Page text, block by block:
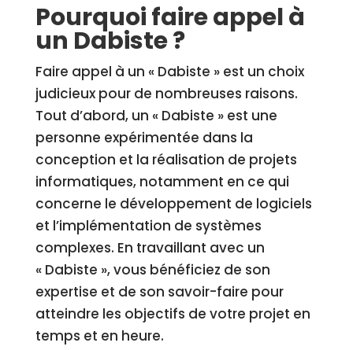
Pourquoi faire appel à
un Dabiste ?
Faire appel à un « Dabiste » est un choix
judicieux pour de nombreuses raisons.
Tout d’abord, un « Dabiste » est une
personne expérimentée dans la
conception et la réalisation de projets
informatiques, notamment en ce qui
concerne le développement de logiciels
et l’implémentation de systèmes
complexes. En travaillant avec un
« Dabiste », vous bénéficiez de son
expertise et de son savoir-faire pour
atteindre les objectifs de votre projet en
temps et en heure.